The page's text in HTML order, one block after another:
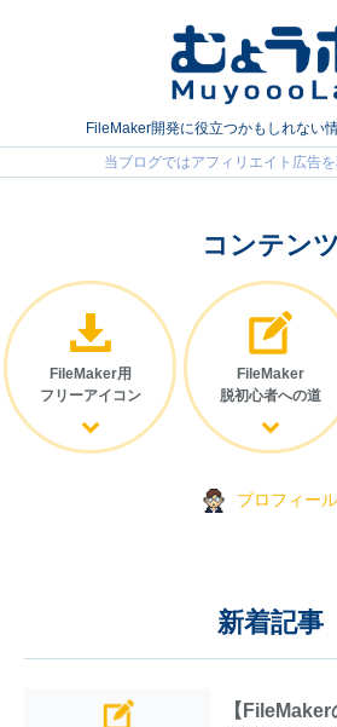
FileMaker開発に役立つかもしれない
コンテンツ
FileMaker用
フリーアイコン
FileMaker
脱初心者への道
プロフィール
新着記事
【